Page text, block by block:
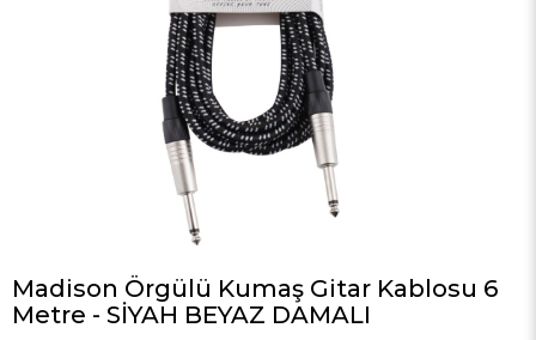
Madison Örgülü Kumaş Gitar Kablosu 6
Metre - SİYAH BEYAZ DAMALI